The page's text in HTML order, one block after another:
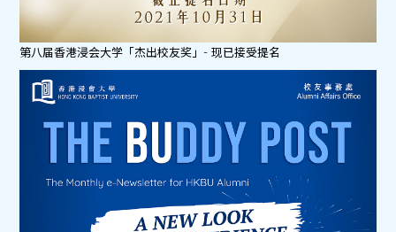
第八届香港浸会大学「杰出校友奖」- 现已接受提名